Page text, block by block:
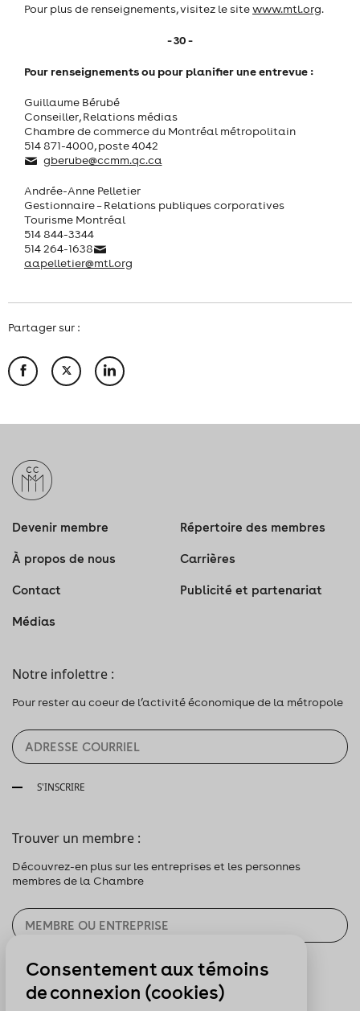
Pour plus de renseignements, visitez le sitewww.mtl.org.
- 30 -
Pour renseignements ou pour planifier une entrevue :
Guillaume Bérubé
Conseiller, Relations médias
Chambre de commerce du Montréal métropolitain
514 871-4000, poste 4042
gberube@ccmm.qc.ca
Andrée-Anne Pelletier
Gestionnaire – Relations publiques corporatives
Tourisme Montréal
514 844-3344
514 264-1638
aapelletier@mtl.org
Partager sur :
Devenir membre Répertoire des membres
À propos de nous Carrières
Contact Publicité et partenariat
Médias
Notre infolettre :
Pour rester au coeur de l’activité économique de la métropole
S'INSCRIRE
Trouver un membre :
Découvrez-en plus sur les entreprises et les personnes
membres de la Chambre
CHERCHER
Consentement aux témoins
de connexion (cookies)